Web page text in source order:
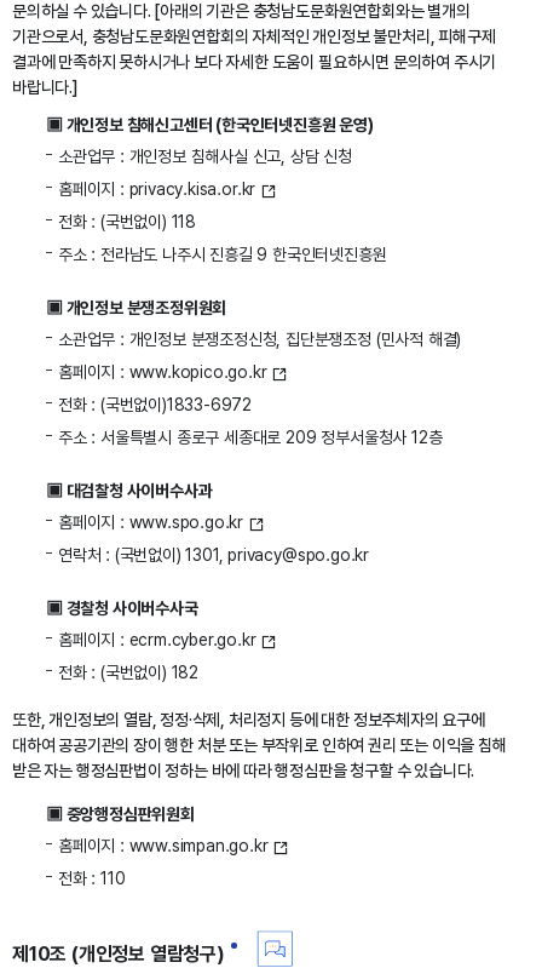
문의하실 수 있습니다. [아래의 기관은 충청남도문화원연합회와는 별개의
기관으로서, 충청남도문화원연합회의 자체적인 개인정보 불만처리, 피해구제
결과에 만족하지 못하시거나 보다 자세한 도움이 필요하시면 문의하여 주시기
바랍니다.]
▣ 개인정보 침해신고센터 (한국인터넷진흥원 운영)
소관업무 : 개인정보 침해사실 신고, 상담 신청
홈페이지 : privacy.kisa.or.kr
전화 : (국번없이) 118
주소 : 전라남도 나주시 진흥길 9 한국인터넷진흥원
▣ 개인정보 분쟁조정위원회
소관업무 : 개인정보 분쟁조정신청, 집단분쟁조정 (민사적 해결)
홈페이지 : www.kopico.go.kr
전화 : (국번없이)1833-6972
주소 : 서울특별시 종로구 세종대로 209 정부서울청사 12층
▣ 대검찰청 사이버수사과
홈페이지 : www.spo.go.kr
연락처 : (국번없이) 1301, privacy@spo.go.kr
▣ 경찰청 사이버수사국
홈페이지 : ecrm.cyber.go.kr
전화 : (국번없이) 182
또한, 개인정보의 열람, 정정·삭제, 처리정지 등에 대한 정보주체자의 요구에
대하여 공공기관의 장이 행한 처분 또는 부작위로 인하여 권리 또는 이익을 침해
받은 자는 행정심판법이 정하는 바에 따라 행정심판을 청구할 수 있습니다.
▣ 중앙행정심판위원회
홈페이지 : www.simpan.go.kr
전화 : 110
제10조 (개인정보 열람청구)